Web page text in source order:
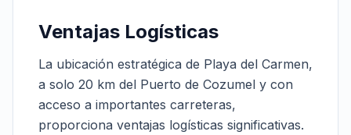
Ventajas Logísticas
La ubicación estratégica de Playa del Carmen,
a solo 20 km del Puerto de Cozumel y con
acceso a importantes carreteras,
proporciona ventajas logísticas significativas.